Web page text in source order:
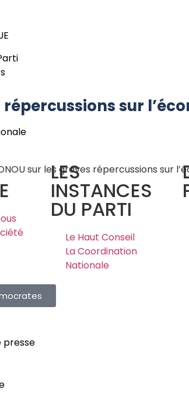
LES
INSTANCES
DU PARTI
Le Haut Conseil
La Coordination
Nationale
presse
sur
sur les graves répercussions sur